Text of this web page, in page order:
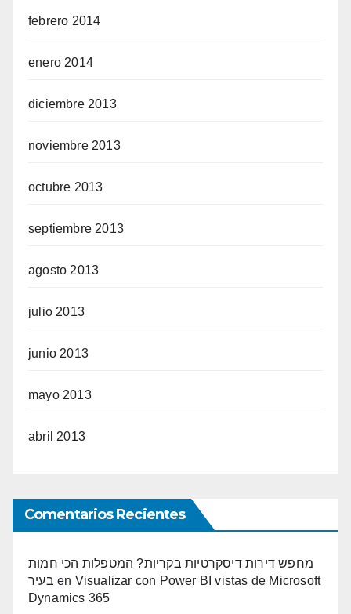
febrero 2014
enero 2014
diciembre 2013
noviembre 2013
octubre 2013
septiembre 2013
agosto 2013
julio 2013
junio 2013
mayo 2013
abril 2013
Comentarios Recientes
מחפש דירות דיסקרטיות בקריות? המטפלות הכי חמות
בעיר en Visualizar con Power BI vistas de Microsoft
Dynamics 365